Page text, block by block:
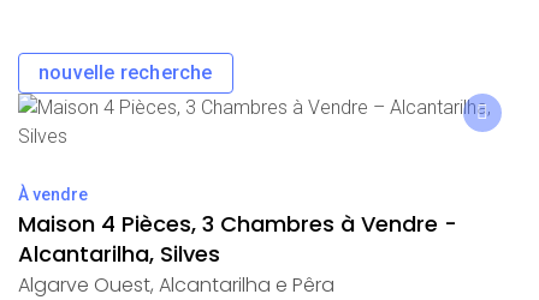
nouvelle recherche
À vendre
Maison 4 Pièces, 3 Chambres à Vendre -
Alcantarilha, Silves
Algarve Ouest, Alcantarilha e Pêra